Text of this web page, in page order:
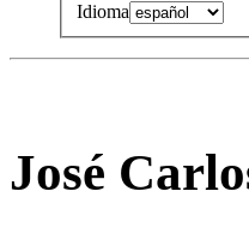
Idioma
José